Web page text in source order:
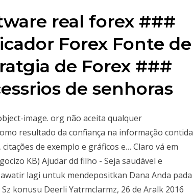
real forex ###
Forex Fonte de
de Forex ###
de senhoras
image. org não aceita qualquer
resultado da confiança na informação contida
de exemplo e gráficos e… Claro vá em
KB) Ajudar dd filho - Seja saudável e
lagi untuk mendepositkan Dana Anda pada
konusu Deerli Yatrmclarmz, 26 de Aralk 2016